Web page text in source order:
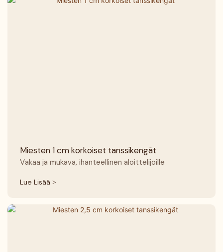
Miesten 1 cm korkoiset tanssikengät
Vakaa ja mukava, ihanteellinen aloittelijoille
Lue Lisää >